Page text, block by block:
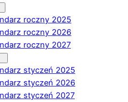
roczny 2025
roczny 2026
roczny 2027
styczeń 2025
styczeń 2026
styczeń 2027